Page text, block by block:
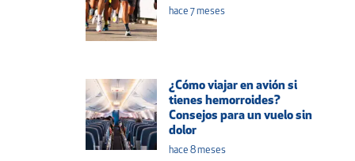
hace 7 meses
¿Cómo viajar en avión si
tienes hemorroides?
Consejos para un vuelo sin
dolor
hace 8 meses